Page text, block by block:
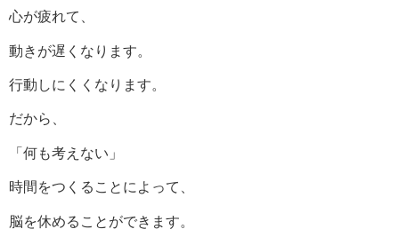
心が疲れて、
動きが遅くなります。
行動しにくくなります。
だから、
「何も考えない」
時間をつくることによって、
脳を休めることができます。